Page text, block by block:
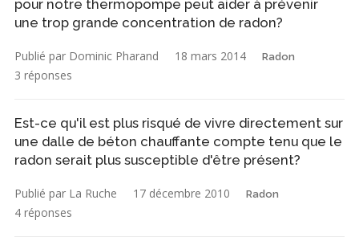
pour notre thermopompe peut aider à prévenir
une trop grande concentration de radon?
Publié par Dominic Pharand 18 mars 2014 Radon
3 réponses
Est-ce qu'il est plus risqué de vivre directement sur
une dalle de béton chauffante compte tenu que le
radon serait plus susceptible d'être présent?
Publié par La Ruche 17 décembre 2010 Radon
4 réponses